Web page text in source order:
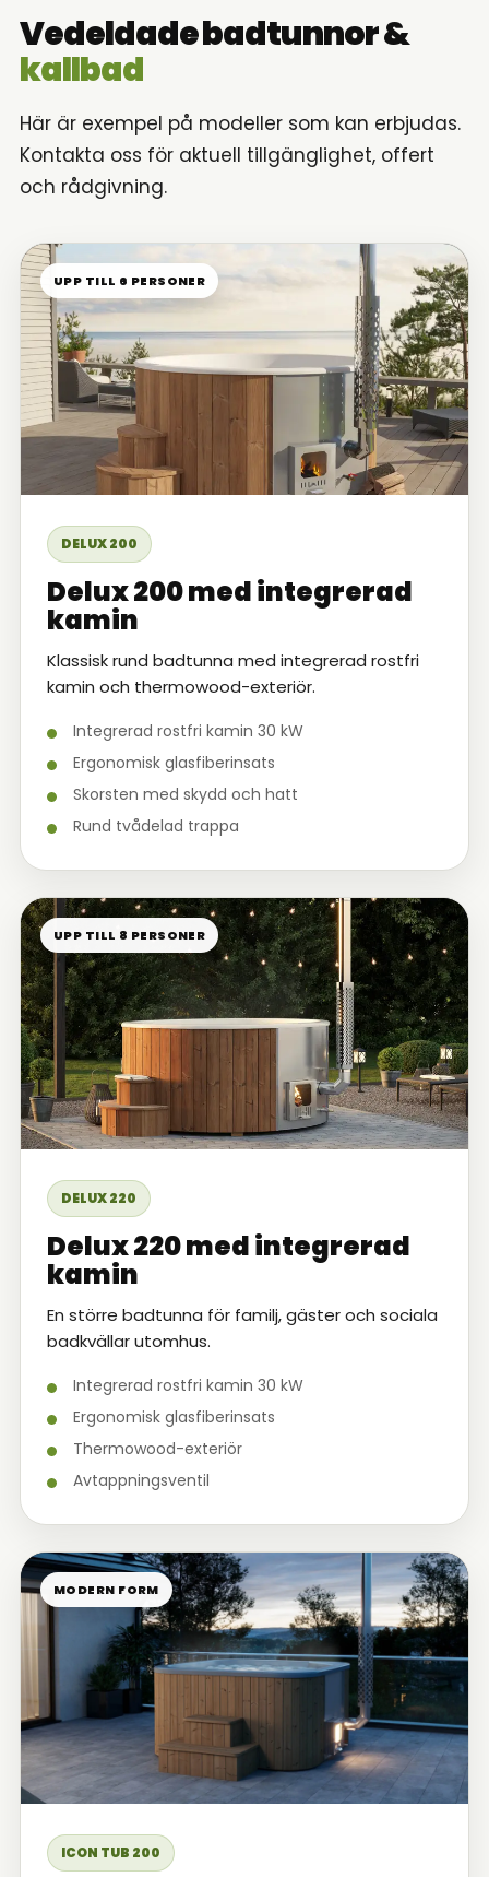
Vedeldade badtunnor &
kallbad
Här är exempel på modeller som kan erbjudas.
Kontakta oss för aktuell tillgänglighet, offert
och rådgivning.
UPP TILL 6 PERSONER
DELUX 200
Delux 200 med integrerad
kamin
Klassisk rund badtunna med integrerad rostfri
kamin och thermowood-exteriör.
Integrerad rostfri kamin 30 kW
Ergonomisk glasfiberinsats
Skorsten med skydd och hatt
Rund tvådelad trappa
UPP TILL 8 PERSONER
DELUX 220
Delux 220 med integrerad
kamin
En större badtunna för familj, gäster och sociala
badkvällar utomhus.
Integrerad rostfri kamin 30 kW
Ergonomisk glasfiberinsats
Thermowood-exteriör
Avtappningsventil
MODERN FORM
ICON TUB 200